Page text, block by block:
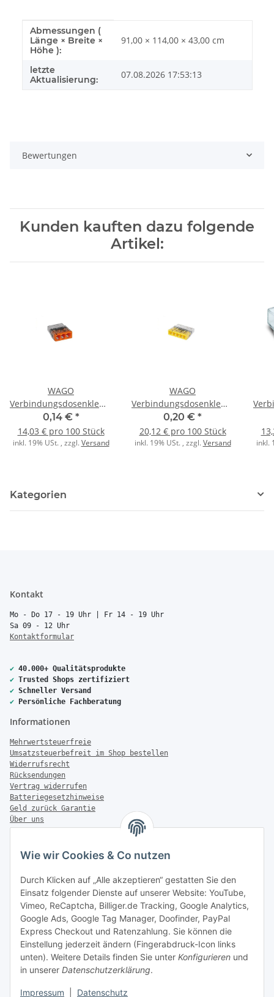
Wie wir Cookies & Co nutzen
Durch Klicken auf „Alle akzeptieren“ gestatten Sie den
Einsatz folgender Dienste auf unserer Website: YouTube,
Vimeo, ReCaptcha, Billiger.de Tracking, Google Analytics,
Google Ads, Google Tag Manager, Doofinder, PayPal
Express Checkout und Ratenzahlung. Sie können die
Einstellung jederzeit ändern (Fingerabdruck-Icon links
unten). Weitere Details finden Sie unter Konfigurieren und
in unserer Datenschutzerklärung.
Impressum Datenschutz
Produkteigenschaft
Wert
Abmessungen (
Länge × Breite ×
Höhe ):
91,00 × 114,00 × 43,00 cm
letzte
Aktualisierung:
07.08.2026 17:53:13
Bewertungen
Kunden kauften dazu folgende
Artikel:
WAGO
Verbindungsdosenklemme
3polig 2273-203
Compact 0,5-2,5qmm
transp./or.
0,14 € *
14,03 € pro 100 Stück
inkl. 19% USt. , zzgl.Versand
WAGO
Verbindungsdosenklemme
5polig 2273-205
Compact 0,5-2,5qmm
transp./gelb
0,20 € *
20,12 € pro 100 Stück
inkl. 19% USt. , zzgl.Versand inkl.
Kategorien
Kontakt
Mo - Do 17 - 19 Uhr | Fr 14 - 19 Uhr
Sa 09 - 12 Uhr
Kontaktformular
✔ 40.000+ Qualitätsprodukte
✔ Trusted Shops zertifiziert
✔ Schneller Versand
✔ Persönliche Fachberatung
Informationen
Mehrwertsteuerfreie
Umsatzsteuerbefreit im Shop bestellen
Widerrufsrecht
Rücksendungen
Vertrag widerrufen
Batteriegesetzhinweise
Geld zurück Garantie
Über uns
FAQ
Zahlung & Versand
Versandinformationen
Sonstiges